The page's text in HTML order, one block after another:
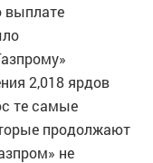
выплате
2,018 ярдов
те самые
продолжают
не